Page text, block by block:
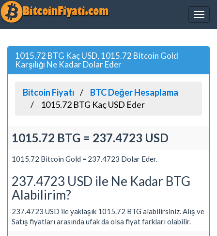
1015.72 BTG Kaç USD, 1015.72 Bitcoin Gold
Karşılığı Ne Kadar Dolar Eder
Bitcoin Fiyatı
BTC Değer Hesaplama
1015.72 BTG Kaç USD Eder
1015.72 BTG = 237.4723 USD
1015.72 Bitcoin Gold = 237.4723 Dolar Eder.
237.4723 USD ile Ne Kadar BTG
Alabilirim?
237.4723 USD ile yaklaşık 1015.72 BTG alabilirsiniz. Alış ve
Satış fiyatları arasında ufak da olsa fiyat farkları olabilir.